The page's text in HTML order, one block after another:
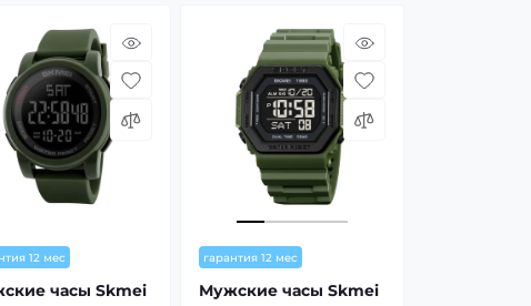
12 мес
часы Skmei
гарантия 12 мес
Мужские часы Skmei